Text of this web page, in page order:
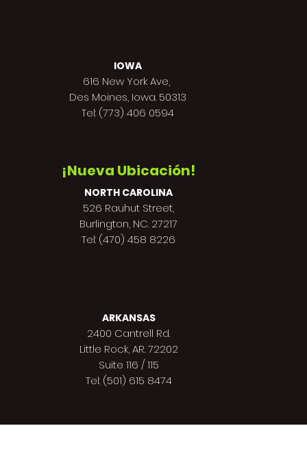
IOWA
616 New York Ave,
Des Moines, Iowa. 50313
Tel: (773) 406 0594
¡Nueva Ubicación!
NORTH CAROLINA
526 Rauhut Street,
Burlington, NC. 27217
Tel: (470) 458 8226
ARKANSAS
2400 Cantrell Rd.
Little Rock, AR. 72202
Suite 116 / 115
Tel: (501) 615 8474